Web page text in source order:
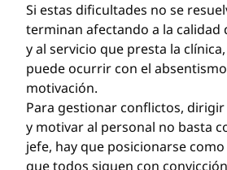
Si estas dificultades no se
terminan afectando a la calidad
y al servicio que presta la
puede ocurrir con el
motivación.
Para gestionar conflictos,
y motivar al personal no basta
jefe, hay que posicionarse
que todos siguen con